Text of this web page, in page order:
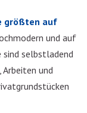
größten auf
und auf
sind selbstladend
Arbeiten und